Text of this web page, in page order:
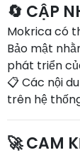
🔄 CẬP
Mokrica có
Bảo mật
phát triển
📋 Các nội
trên hệ
🚀 CAM